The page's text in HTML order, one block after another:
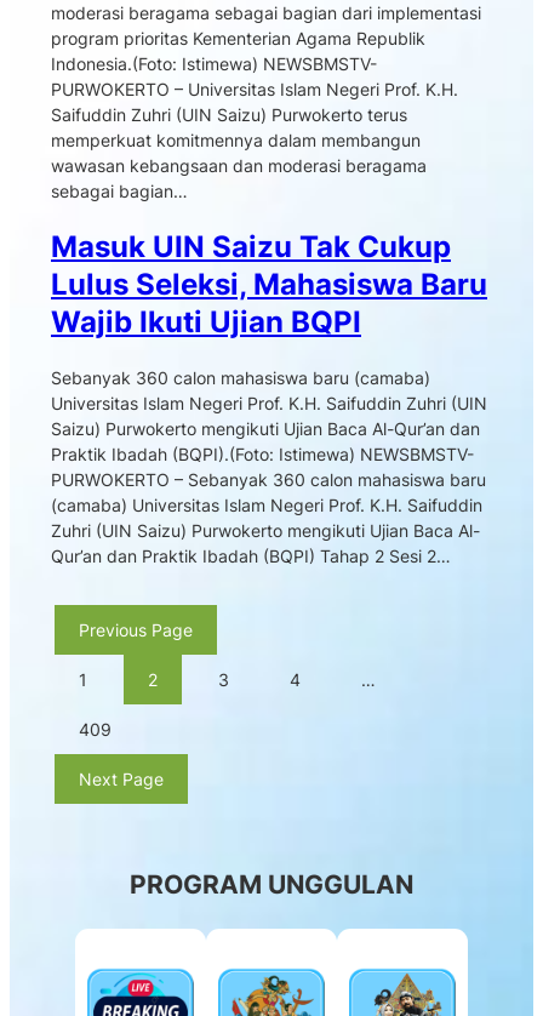
moderasi beragama sebagai bagian dari implementasi
program prioritas Kementerian Agama Republik
Indonesia.(Foto: Istimewa) NEWSBMSTV-
PURWOKERTO – Universitas Islam Negeri Prof. K.H.
Saifuddin Zuhri (UIN Saizu) Purwokerto terus
memperkuat komitmennya dalam membangun
wawasan kebangsaan dan moderasi beragama
sebagai bagian…
Masuk UIN Saizu Tak Cukup
Lulus Seleksi, Mahasiswa Baru
Wajib Ikuti Ujian BQPI
Sebanyak 360 calon mahasiswa baru (camaba)
Universitas Islam Negeri Prof. K.H. Saifuddin Zuhri (UIN
Saizu) Purwokerto mengikuti Ujian Baca Al-Qur’an dan
Praktik Ibadah (BQPI).(Foto: Istimewa) NEWSBMSTV-
PURWOKERTO – Sebanyak 360 calon mahasiswa baru
(camaba) Universitas Islam Negeri Prof. K.H. Saifuddin
Zuhri (UIN Saizu) Purwokerto mengikuti Ujian Baca Al-
Qur’an dan Praktik Ibadah (BQPI) Tahap 2 Sesi 2…
Previous Page
1 2 3 4 …
409
Next Page
PROGRAM UNGGULAN